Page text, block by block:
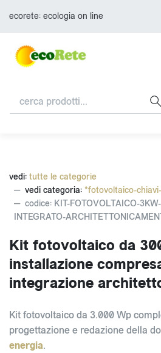
ecorete: ecologia on line
vedi: tutte le categorie
vedi categoria: *fotovoltaico-
codice: KIT-FOTOVOLTAICO-
INTEGRATO-
Kit fotovoltaico da
installazione
integrazione
Kit fotovoltaico da 3.000 Wp
progettazione e redazione della
energia.